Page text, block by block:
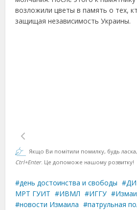
возложили цветы в память о тех,
защищая независимость Украины.
Якщо Ви помітили помилку, будь ласка,
Ctrl+Enter. Це допоможе нашому розвитку!
день достоинства и свободы
МРТ ГУИТ
ИВМЛ ИГГУ
новости Измаила
патрульная